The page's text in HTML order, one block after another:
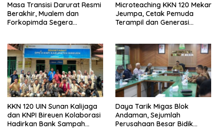
Masa Transisi Darurat Resmi
Berakhir, Mualem dan
Forkopimda Segera
Microteaching KKN 120 Mekar
Jeumpa, Cetak Pemuda
Terampil dan Generasi
KKN 120 UIN Sunan Kalijaga
dan KNPI Bireuen Kolaborasi
Hadirkan Bank Sampah
Daya Tarik Migas Blok
Andaman, Sejumlah
Perusahaan Besar Bidik